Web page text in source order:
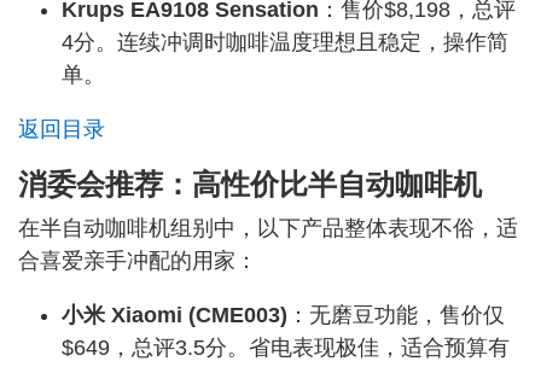
Krups EA9108 Sensation ：售价$8,198，总评
4分。连续冲调时咖啡温度理想且稳定，操作简
单。
返回目录
消委会推荐：高性价比半自动咖啡机
在半自动咖啡机组别中，以下产品整体表现不俗，适
合喜爱亲手冲配的用家：
小米 Xiaomi (CME003) ：无磨豆功能，售价仅
$649，总评3.5分。省电表现极佳，适合预算有